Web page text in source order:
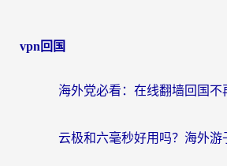
vpn回国